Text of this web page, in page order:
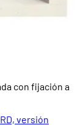
con fijación a
versión